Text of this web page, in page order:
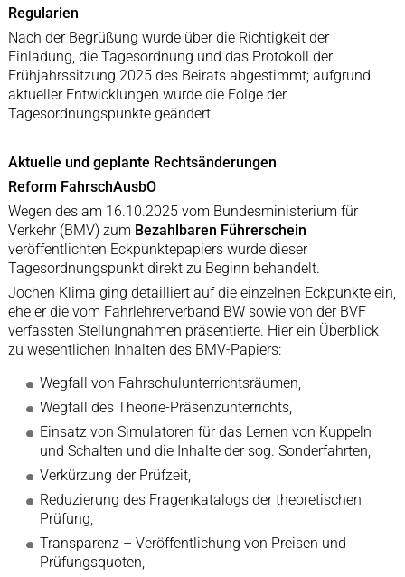
Regularien
Nach der Begrüßung wurde über die Richtigkeit der
Einladung, die Tagesordnung und das Protokoll der
Frühjahrssitzung 2025 des Beirats abgestimmt; aufgrund
aktueller Entwicklungen wurde die Folge der
Tagesordnungspunkte geändert.
Aktuelle und geplante Rechtsänderungen
Reform FahrschAusbO
Wegen des am 16.10.2025 vom Bundesministerium für
Verkehr (BMV) zum Bezahlbaren Führerschein
veröffentlichten Eckpunktepapiers wurde dieser
Tagesordnungspunkt direkt zu Beginn behandelt.
Jochen Klima ging detailliert auf die einzelnen Eckpunkte ein,
ehe er die vom Fahrlehrerverband BW sowie von der BVF
verfassten Stellungnahmen präsentierte. Hier ein Überblick
zu wesentlichen Inhalten des BMV-Papiers:
Wegfall von Fahrschulunterrichtsräumen,
Wegfall des Theorie-Präsenzunterrichts,
Einsatz von Simulatoren für das Lernen von Kuppeln
und Schalten und die Inhalte der sog. Sonderfahrten,
Verkürzung der Prüfzeit,
Reduzierung des Fragenkatalogs der theoretischen
Prüfung,
Transparenz – Veröffentlichung von Preisen und
Prüfungsquoten,